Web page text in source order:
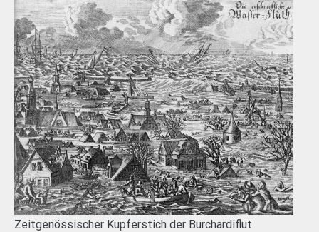
Zeitgenössischer Kupferstich der Burchardiflut